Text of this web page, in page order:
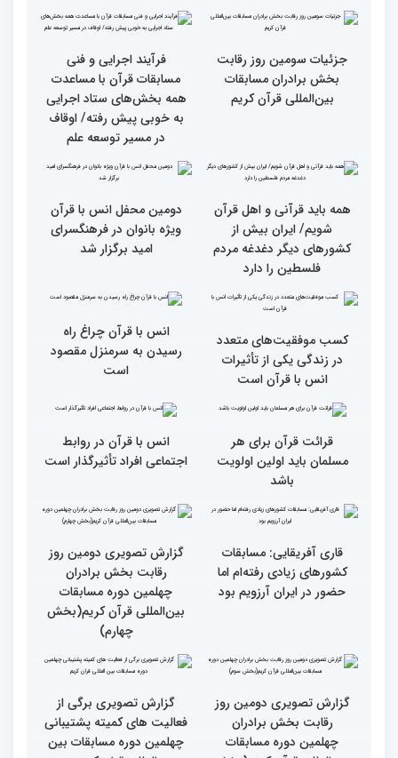
صمیمی رئیس سازمان اوقاف
خواهران و برادران،
متسابقین چهلمین دوره
مسابقات بین المللی قرآن
صمیمی رئیس سازمان اوقاف
خواهران و برادران،
متسابقین چهلمین دوره
مسابقات بین المللی قرآن
کریم(بخش اول)
رقابت بخش بانوان چهلمین
دوره مسابقات بین المللی
قرآن کریم (بخش دوم)
رقابت بخش بانوان چهلمین
دوره مسابقات بین المللی
قرآن کریم (بخش اول)
متسابقین چهلمین دوره
مسابقات بین المللی قرآن
کریم از حسینیه جماران
از ابتهال‌خوانی بداهه در
دیدار متسابقان با
دکترخاموشی تا خوشنویسی
سومین روز مسابقات قرآن
جزئیات سومین روز رقابت
بخش برادران مسابقات
بین‌المللی قرآن کریم
مسابقات قرآن با مساعدت
همه بخش‌های ستاد اجرایی
به خوبی پیش رفته/ اوقاف
در مسیر توسعه علم
همه باید قرآنی و اهل قرآن
شویم/ ایران بیش از
کشورهای دیگر دغدغه مردم
فلسطین را دارد
دومین محفل انس با قرآن
ویژه بانوان در فرهنگسرای
امید برگزار شد